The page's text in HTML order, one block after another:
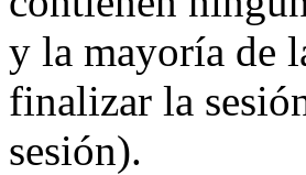
y la mayoría de
finalizar la
sesión).